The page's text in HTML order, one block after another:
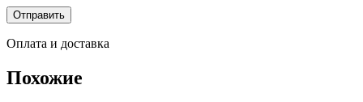
Оплата и доставка
Похожие